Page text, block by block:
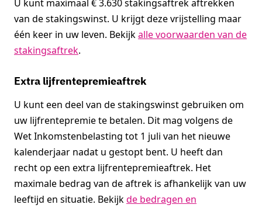
U kunt maximaal € 3.630 stakingsaftrek aftrekken
van de stakingswinst. U krijgt deze vrijstelling maar
één keer in uw leven. Bekijkalle voorwaarden van de
stakingsaftrek.
Extra lijfrentepremieaftrek
U kunt een deel van de stakingswinst gebruiken om
uw lijfrentepremie te betalen. Dit mag volgens de
Wet Inkomstenbelasting tot 1 juli van het nieuwe
kalenderjaar nadat u gestopt bent. U heeft dan
recht op een extra lijfrentepremieaftrek. Het
maximale bedrag van de aftrek is afhankelijk van uw
leeftijd en situatie. Bekijkde bedragen en